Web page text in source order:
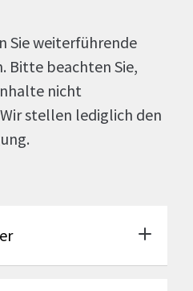
Sie weiterführende
Bitte beachten Sie,
nicht
stellen lediglich den